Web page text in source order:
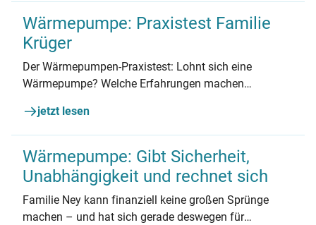
Wärmepumpe: Praxistest Familie
Krüger
Der Wärmepumpen-Praxistest: Lohnt sich eine
Wärmepumpe? Welche Erfahrungen machen
berichtet.
jetzt lesen
Wärmepumpe: Gibt Sicherheit,
Unabhängigkeit und rechnet sich
Familie Ney kann finanziell keine großen Sprünge
machen – und hat sich gerade deswegen für